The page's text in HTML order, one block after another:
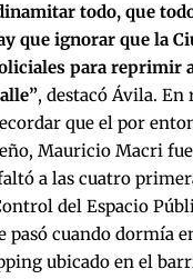
todo, que
que ignorar que la
para reprimir
, destacó Ávila. En
que el por
Mauricio Macri
a las cuatro
del Espacio
pasó cuando dormía
ubicado en el